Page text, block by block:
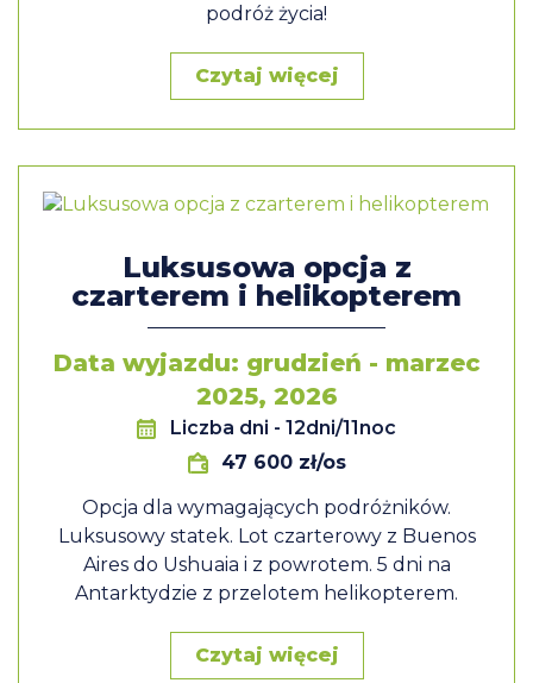
podróż życia!
Czytaj więcej
Luksusowa opcja z
czarterem i helikopterem
Data wyjazdu: grudzień - marzec
2025, 2026
Liczba dni - 12dni/11noc
47 600 zł/os
Opcja dla wymagających podróżników.
Luksusowy statek. Lot czarterowy z Buenos
Aires do Ushuaia i z powrotem. 5 dni na
Antarktydzie z przelotem helikopterem.
Czytaj więcej